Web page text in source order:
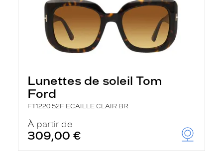
Lunettes de soleil Tom
Ford
FT1220 52F ECAILLE CLAIR BR
À partir de
309,00 €